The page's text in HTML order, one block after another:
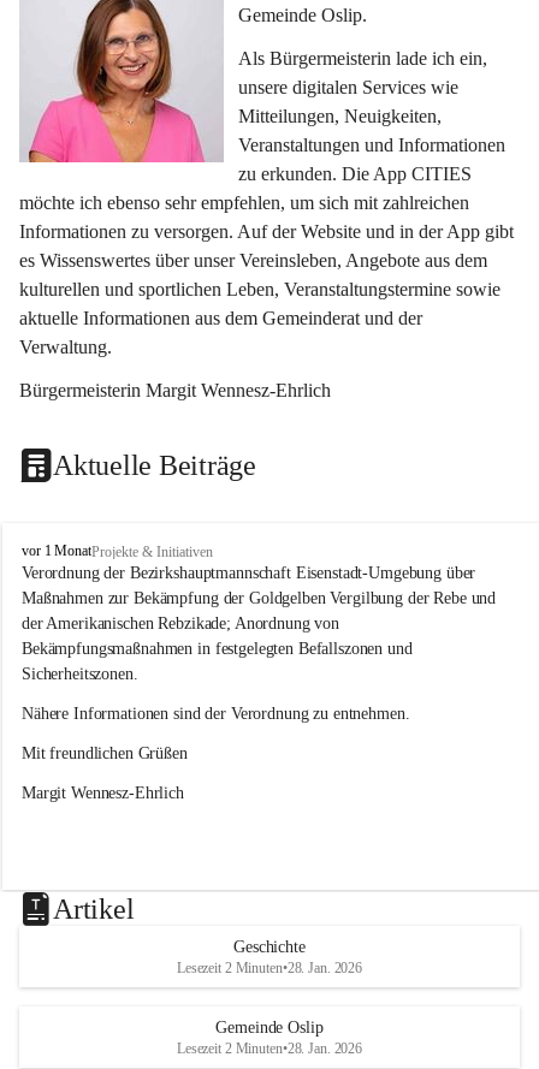
Gemeinde Oslip.
Als Bürgermeisterin lade ich ein,
unsere digitalen Services wie
Mitteilungen, Neuigkeiten,
Veranstaltungen und Informationen
zu erkunden. Die App CITIES
möchte ich ebenso sehr empfehlen, um sich mit zahlreichen
Informationen zu versorgen. Auf der Website und in der App gibt
es Wissenswertes über unser Vereinsleben, Angebote aus dem
kulturellen und sportlichen Leben, Veranstaltungstermine sowie
aktuelle Informationen aus dem Gemeinderat und der
Verwaltung.
Bürgermeisterin Margit Wennesz-Ehrlich
Aktuelle Beiträge
O
s
l
i
p
vor 1 MonatProjekte & Initiativen
Verordnung der Bezirkshauptmannschaft Eisenstadt-Umgebung über
Maßnahmen zur Bekämpfung der Goldgelben Vergilbung der Rebe und
der Amerikanischen Rebzikade; Anordnung von
Bekämpfungsmaßnahmen in festgelegten Befallszonen und
Sicherheitszonen.
Nähere Informationen sind der Verordnung zu entnehmen.
Mit freundlichen Grüßen
Margit Wennesz-Ehrlich
Artikel
Geschichte
Lesezeit 2 Minuten•28. Jan. 2026
Gemeinde Oslip
Lesezeit 2 Minuten•28. Jan. 2026